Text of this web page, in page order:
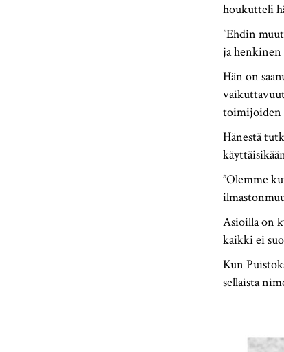
houkutteli
”Ehdin
ja henkinen
Hän on
toimijoiden
Hänestä
”Olemme
Asioilla on
kaikki ei
Kun
sellaista